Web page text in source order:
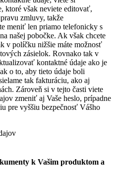
ktoré však neviete editovať,
zmluvy, takže
meniť len priamo telefonicky s
našej pobočke. Ak však chcete
v políčku nižšie máte možnosť
zásielok. Rovnako tak v
kontaktné údaje ako je
o to, aby tieto údaje boli
tak fakturáciu, ako aj
Zároveň si v tejto časti viete
zmeniť aj Vaše heslo, prípadne
pre vyššiu bezpečnosť Vášho
k Vašim produktom a